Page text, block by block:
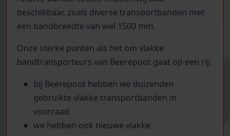
beschikbaar, zoals diverse transportbanden met
een bandbreedte van wel 1500 mm.
Onze sterke punten als het om vlakke
bandtransporteurs van Beerepoot gaat op een rij:
bij Beerepoot hebben we duizenden
gebruikte vlakke transportbanden in
voorraad
we hebben ook nieuwe vlakke